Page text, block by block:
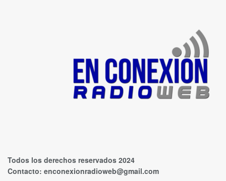
Todos los derechos reservados 2024
Contacto: enconexionradioweb@gmail.com